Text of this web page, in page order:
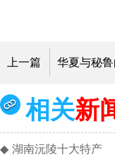
上一篇
相关新
◆ 湖南沅陵十大特产